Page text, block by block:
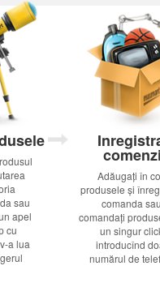
sau
apel
cu
a lua
Adăugați în
produsele și
comanda sau
comandați
un singur
introducînd
numărul de